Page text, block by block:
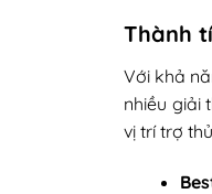
Thành
Với khả
nhiều giải
vị trí trợ